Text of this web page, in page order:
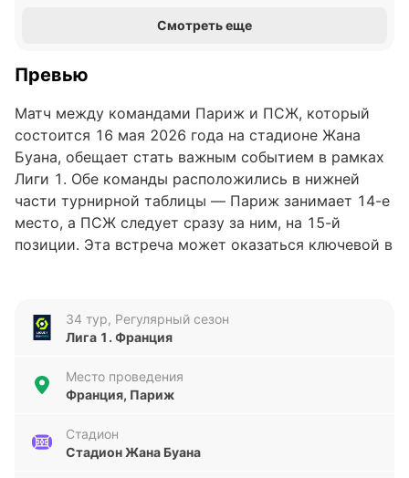
Смотреть еще
Превью
Матч между командами Париж и ПСЖ, который
состоится 16 мая 2026 года на стадионе Жана
Буана, обещает стать важным событием в рамках
Лиги 1. Обе команды расположились в нижней
части турнирной таблицы — Париж занимает 14-е
место, а ПСЖ следует сразу за ним, на 15-й
позиции. Эта встреча может оказаться ключевой в
противостоянию.
За последние пять матчей команда Париж
победы, две ничьи и одно поражение. При этом
они забили 9 голов и пропустили 5, что говорит о
34 тур, Регулярный сезон
Лига 1. Франция
Место проведения
Франция, Париж
Стадион
Стадион Жана Буана